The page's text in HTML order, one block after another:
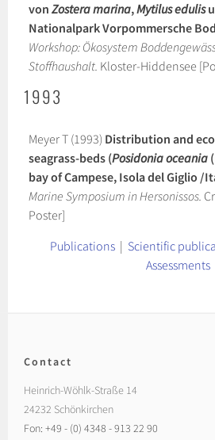
von Zostera marina,Mytilus edulis
Nationalpark Vorpommersche
Workshop: Ökosystem
Stoffhaushalt. Kloster-Hiddensee
1993
Meyer T (1993) Distribution and
seagrass-beds (Posidonia oceania
bay of Campese, Isola del Giglio /
Marine Symposium in Hersonissos.
Poster]
Publications | Scientific
Assessments
Contact
Heinrich-Wöhlk-Straße 14
24232 Schönkirchen
Fon: +49 - (0) 4348 - 913 22 90